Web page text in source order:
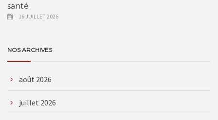
santé
16 JUILLET 2026
NOS ARCHIVES
août 2026
juillet 2026